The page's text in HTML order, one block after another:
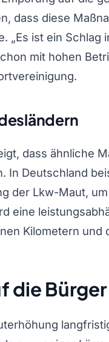
dass diese
„Es ist ein Schlag
mit hohen
dass ähnliche
In Deutschland
der Lkw-Maut,
eine
Kilometern
die Bürger